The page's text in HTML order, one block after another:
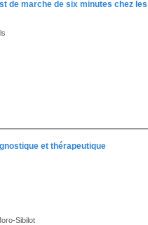
de marche de six minutes chez
et thérapeutique
Sibilot